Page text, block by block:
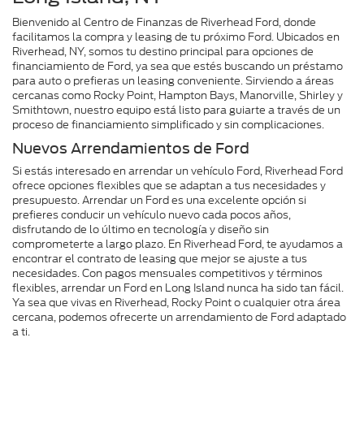
Bienvenido al Centro de Finanzas de Riverhead Ford, donde
facilitamos la compra y leasing de tu próximo Ford. Ubicados en
Riverhead, NY, somos tu destino principal para opciones de
financiamiento de Ford, ya sea que estés buscando un préstamo
para auto o prefieras un leasing conveniente. Sirviendo a áreas
cercanas como Rocky Point, Hampton Bays, Manorville, Shirley y
Smithtown, nuestro equipo está listo para guiarte a través de un
proceso de financiamiento simplificado y sin complicaciones.
Nuevos Arrendamientos de Ford
Si estás interesado en arrendar un vehículo Ford, Riverhead Ford
ofrece opciones flexibles que se adaptan a tus necesidades y
presupuesto. Arrendar un Ford es una excelente opción si
prefieres conducir un vehículo nuevo cada pocos años,
disfrutando de lo último en tecnología y diseño sin
comprometerte a largo plazo. En Riverhead Ford, te ayudamos a
encontrar el contrato de leasing que mejor se ajuste a tus
necesidades. Con pagos mensuales competitivos y términos
flexibles, arrendar un Ford en Long Island nunca ha sido tan fácil.
Ya sea que vivas en Riverhead, Rocky Point o cualquier otra área
cercana, podemos ofrecerte un arrendamiento de Ford adaptado
a ti.